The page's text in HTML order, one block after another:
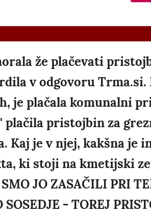
že plačevati
v odgovoru Trma.si.
je plačala komunalni
plačila pristojbin za
Kaj je v njej, kakšna je
ki stoji na kmetijski
JO ZASAČILI PRI
- TOREJ